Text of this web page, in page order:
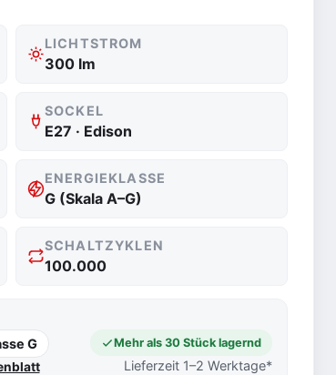
LICHTSTROM
300 lm
SOCKEL
E27 · Edison
ENERGIEKLASSE
G (Skala A–G)
SCHALTZYKLEN
100.000
G Mehr als 30 Stück lagernd
Lieferzeit 1–2 Werktage*